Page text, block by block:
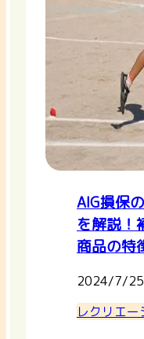
AIG損保
を解説！
商品の特
2024/7/25
レクリエ